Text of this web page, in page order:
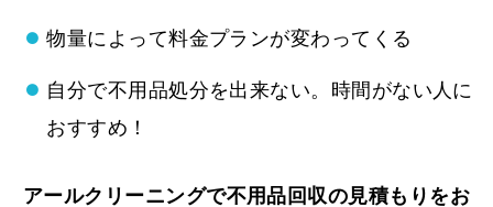
物量によって料金プランが変わってくる
自分で不用品処分を出来ない。時間がない人に
おすすめ！
アールクリーニングで不用品回収の見積もりをお